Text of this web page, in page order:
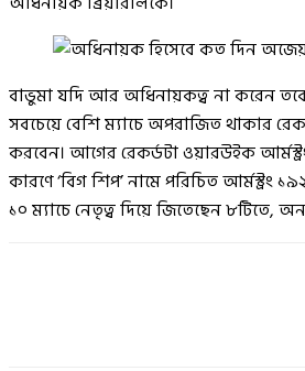
বাভুমা যদি আর অধিনায়কত্ব না করেন
সবচেয়ে বেশি ম্যাচে অপরাজিত থাকার
করবেন। আগের রেকর্ডটা ওয়ারউইক
কারণে ‘বিগ শিপ’ নামে পরিচিত আর্মস্ট্রং
১০ ম্যাচে নেতৃত্ব দিয়ে জিতেছেন ৮টিতে,